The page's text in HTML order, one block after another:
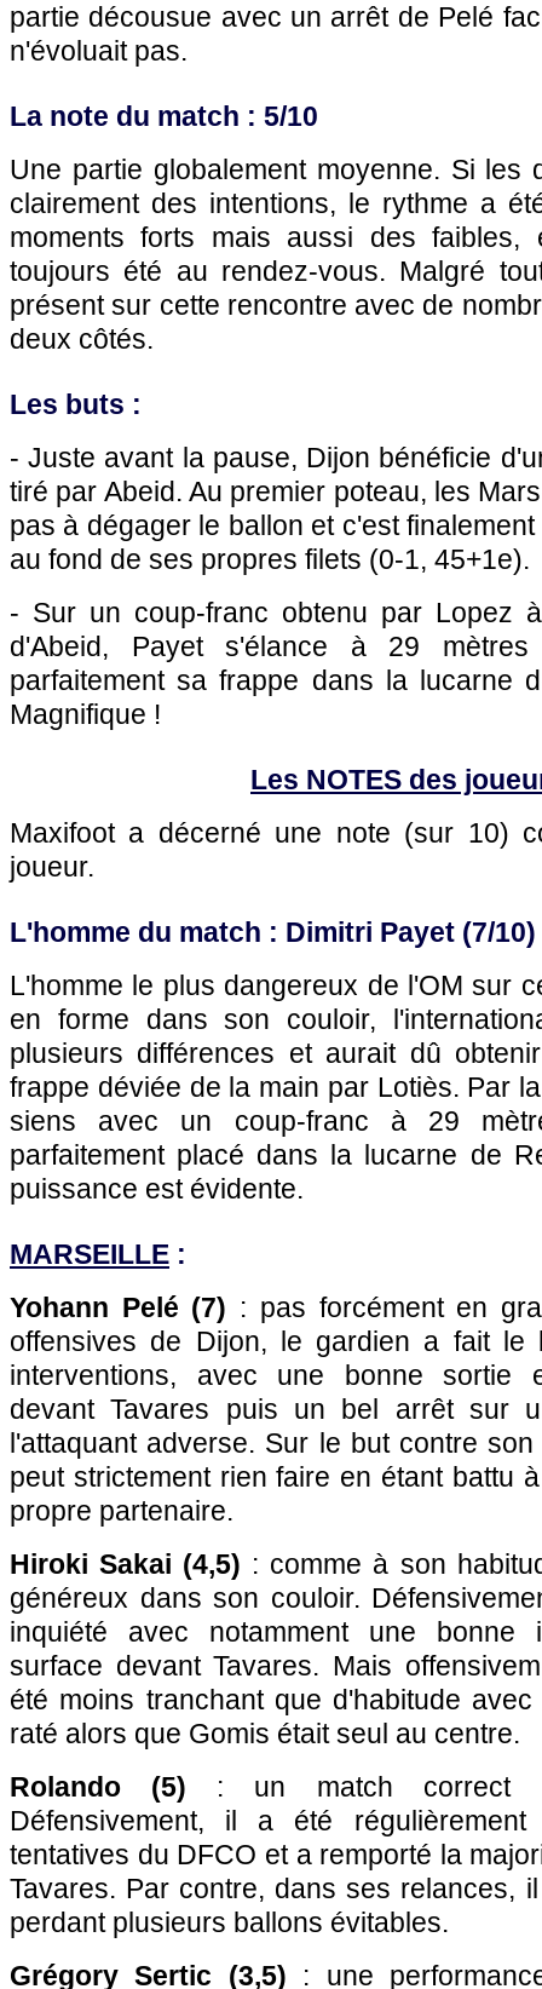
partie décousue avec un arrêt de Pelé
n'évoluait pas.
La note du match : 5/10
Une partie globalement moyenne. Si les
clairement des intentions, le rythme a
moments forts mais aussi des faibles,
toujours été au rendez-vous. Malgré
présent sur cette rencontre avec de
deux côtés.
Les buts :
- Juste avant la pause, Dijon bénéficie
tiré par Abeid. Au premier poteau, les
pas à dégager le ballon et c'est
au fond de ses propres filets (0-1, 45+1e).
- Sur un coup-franc obtenu par Lopez
d'Abeid, Payet s'élance à 29
parfaitement sa frappe dans la lucarne
Magnifique !
Les NOTES des
Maxifoot a décerné une note (sur 10)
joueur.
L'homme du match : Dimitri Payet (7/10)
L'homme le plus dangereux de l'OM sur
en forme dans son couloir,
plusieurs différences et aurait dû
frappe déviée de la main par Lotiès. Par
siens avec un coup-franc à 29
parfaitement placé dans la lucarne de
puissance est évidente.
MARSEILLE :
Yohann Pelé (7) : pas forcément en
offensives de Dijon, le gardien a fait le
interventions, avec une bonne sortie
devant Tavares puis un bel arrêt sur
l'attaquant adverse. Sur le but contre
peut strictement rien faire en étant battu
propre partenaire.
Hiroki Sakai (4,5) : comme à son
généreux dans son couloir.
inquiété avec notamment une bonne
surface devant Tavares. Mais
été moins tranchant que d'habitude
raté alors que Gomis était seul au centre.
Rolando (5) : un match correct
Défensivement, il a été
tentatives du DFCO et a remporté la
Tavares. Par contre, dans ses relances,
perdant plusieurs ballons évitables.
Grégory Sertic (3,5) : une